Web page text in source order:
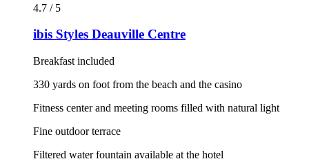
4.7 / 5
ibis Styles Deauville Centre
Breakfast included
330 yards on foot from the beach and the casino
Fitness center and meeting rooms filled with natural light
Fine outdoor terrace
Filtered water fountain available at the hotel